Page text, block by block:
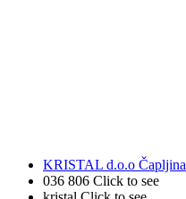
KRISTAL d.o.o Čapljina
036 806 Click to see